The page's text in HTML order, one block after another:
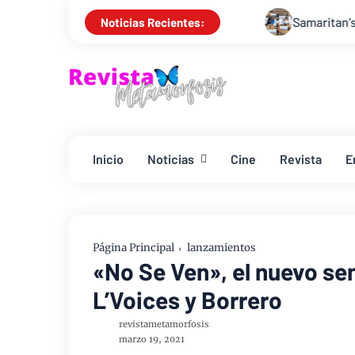
Noticias Recientes:Samaritan’s Purse inaugura un
Inicio Noticias Cine Revista
Página Principal lanzamientos
«No Se Ven», el nuevo
L’Voices y Borrero
revistametamorfosis
marzo 19, 2021